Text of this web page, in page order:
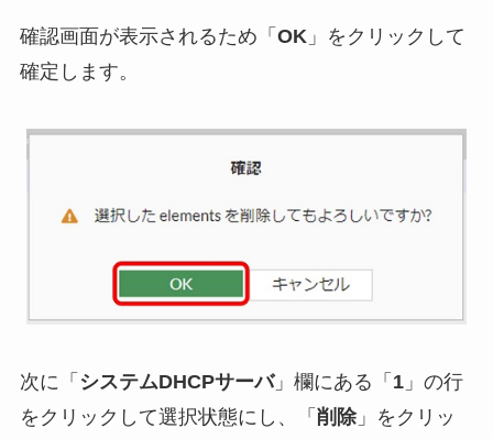
確認画面が表示されるため「 OK」をクリックして
確定します。
次に「 システムDHCPサーバ」欄にある「 1」の行
をクリックして選択状態にし、「 削除」をクリッ